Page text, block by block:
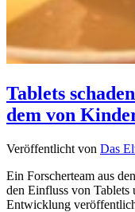
Tablets
dem von
Veröffentlicht von Das
Ein Forscherteam aus
den Einfluss von Tablets
Entwicklung